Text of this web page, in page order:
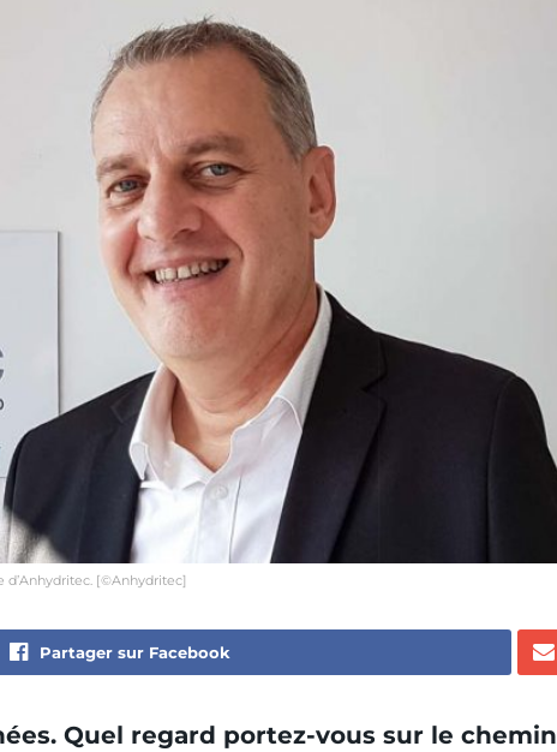
[©Anhydritec]
Partager sur Facebook
Quel regard portez-vous sur le chemin